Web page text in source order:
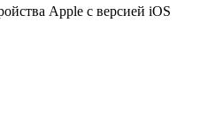
Apple с версией iOS